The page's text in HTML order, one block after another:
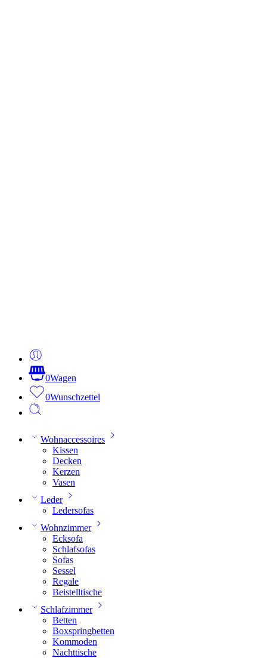
0Wagen
0Wunschzettel
Wohnaccessoires
Kissen
Decken
Kerzen
Vasen
Leder
Ledersofas
Wohnzimmer
Ecksofa
Schlafsofas
Sofas
Sessel
Regale
Beistelltische
Schlafzimmer
Betten
Boxspringbetten
Kommoden
Nachttische